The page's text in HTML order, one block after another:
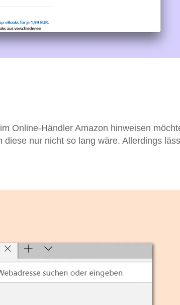
Online-Händler Amazon hinweisen
nur nicht so lang wäre. Allerdings